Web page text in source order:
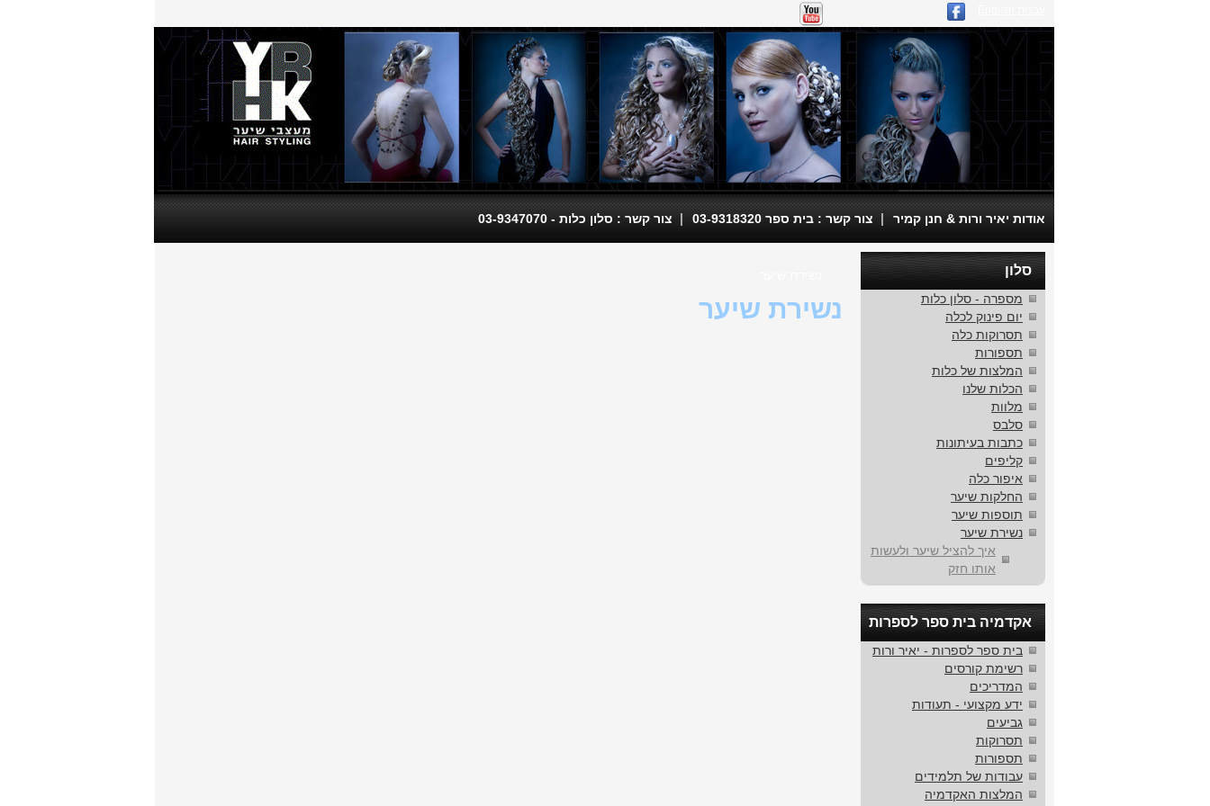
אודות יאיר ורות & חנן קמיר | צור קשר : בית ספר 03-9318320 | צור קשר : סלון כלות - 03-9347070
סלון
מספרה - סלון כלות
יום פינוק לכלה
תסרוקות כלה
תספורות
המלצות של כלות
הכלות שלנו
מלוות
סלבס
כתבות בעיתונות
קליפים
איפור כלה
החלקות שיער
תוספות שיער
נשירת שיער
איך להציל שיער ולעשות
אותו חזק
אקדמיה בית ספר לספרות
בית ספר לספרות - יאיר ורות
רשימת קורסים
המדריכים
ידע מקצועי - תעודות
גביעים
תסרוקות
תספורות
עבודות של תלמידים
המלצות האקדמיה
נשירת שיער